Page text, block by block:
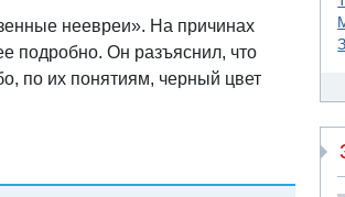
неевреи». На причинах
подробно. Он разъяснил, что
по их понятиям, черный цвет